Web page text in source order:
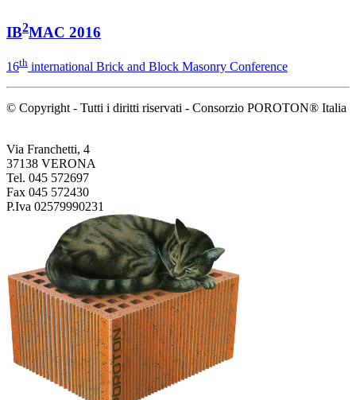
IB2MAC 2016
16th international Brick and Block Masonry Conference
© Copyright - Tutti i diritti riservati - Consorzio POROTON® Italia
Via Franchetti, 4
37138 VERONA
Tel. 045 572697
Fax 045 572430
P.Iva 02579990231